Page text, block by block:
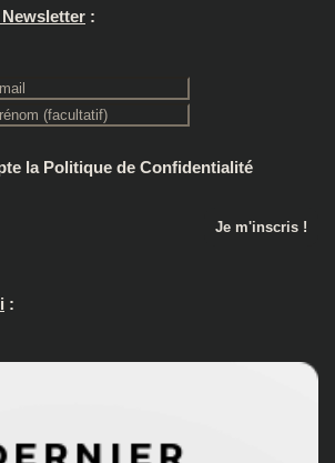
:
la Politique de Confidentialité
: